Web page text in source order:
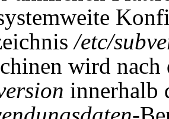
/etc/
wird nach
innerhalb